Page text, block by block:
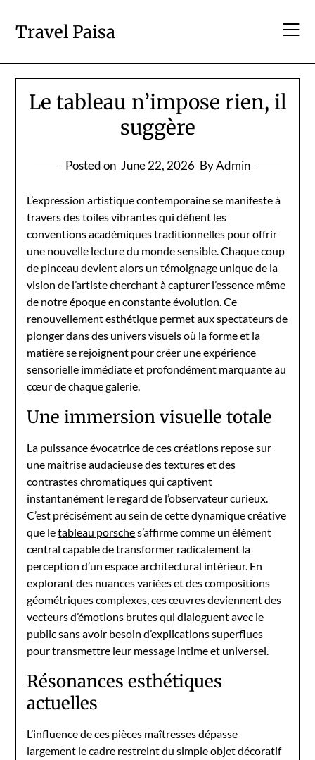
content
Travel Paisa
Le tableau n’impose rien, il
suggère
Posted on June 22, 2026 By Admin
L’expression artistique contemporaine se manifeste à
travers des toiles vibrantes qui défient les
conventions académiques traditionnelles pour offrir
une nouvelle lecture du monde sensible. Chaque coup
de pinceau devient alors un témoignage unique de la
vision de l’artiste cherchant à capturer l’essence même
de notre époque en constante évolution. Ce
renouvellement esthétique permet aux spectateurs de
plonger dans des univers visuels où la forme et la
matière se rejoignent pour créer une expérience
sensorielle immédiate et profondément marquante au
cœur de chaque galerie.
Une immersion visuelle totale
La puissance évocatrice de ces créations repose sur
une maîtrise audacieuse des textures et des
contrastes chromatiques qui captivent
instantanément le regard de l’observateur curieux.
C’est précisément au sein de cette dynamique créative
que letableau porsches’affirme comme un élément
central capable de transformer radicalement la
perception d’un espace architectural intérieur. En
explorant des nuances variées et des compositions
géométriques complexes, ces œuvres deviennent des
vecteurs d’émotions brutes qui dialoguent avec le
public sans avoir besoin d’explications superflues
pour transmettre leur message intime et universel.
Résonances esthétiques
actuelles
L’influence de ces pièces maîtresses dépasse
largement le cadre restreint du simple objet décoratif